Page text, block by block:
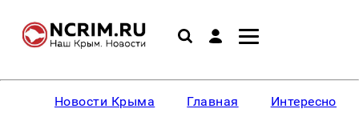
Новости Крыма Главная Интересное